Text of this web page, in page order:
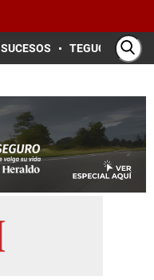
SUCESOS TEGUCIGALPA